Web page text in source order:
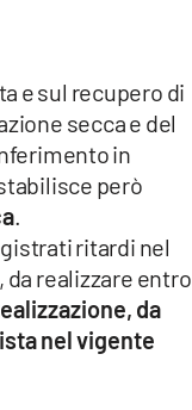
e sul recupero di
secca e del
in
però
.
ritardi nel
realizzare entro
da
nel vigente